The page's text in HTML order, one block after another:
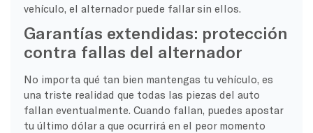
vehículo, el alternador puede fallar sin ellos.
Garantías extendidas: protección
contra fallas del alternador
No importa qué tan bien mantengas tu vehículo, es
una triste realidad que todas las piezas del auto
fallan eventualmente. Cuando fallan, puedes apostar
tu último dólar a que ocurrirá en el peor momento